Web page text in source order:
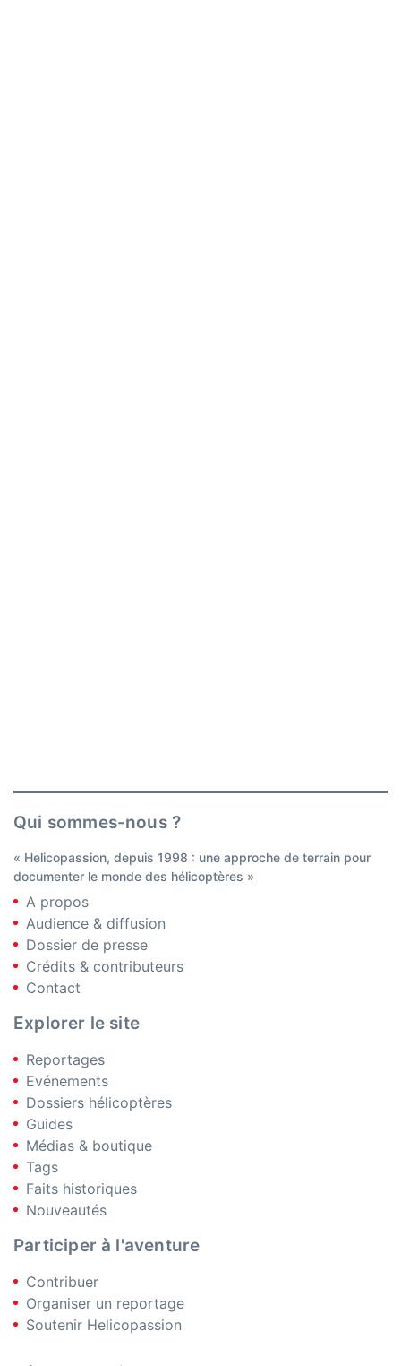
Qui sommes-nous ?
« Helicopassion, depuis 1998 : une approche de terrain pour
documenter le monde des hélicoptères »
A propos
Audience & diffusion
Dossier de presse
Crédits & contributeurs
Contact
Explorer le site
Reportages
Evénements
Dossiers hélicoptères
Guides
Médias & boutique
Tags
Faits historiques
Nouveautés
Participer à l'aventure
Contribuer
Organiser un reportage
Soutenir Helicopassion